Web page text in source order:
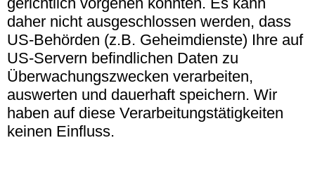
daher nicht ausgeschlossen werden, dass
US-Behörden (z.B. Geheimdienste) Ihre auf
US-Servern befindlichen Daten zu
Überwachungszwecken verarbeiten,
auswerten und dauerhaft speichern. Wir
haben auf diese Verarbeitungstätigkeiten
keinen Einfluss.